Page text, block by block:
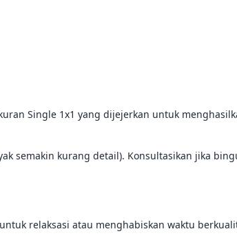
Single 1x1 yang dijejerkan untuk
semakin kurang detail). Konsultasikan jika
relaksasi atau menghabiskan waktu